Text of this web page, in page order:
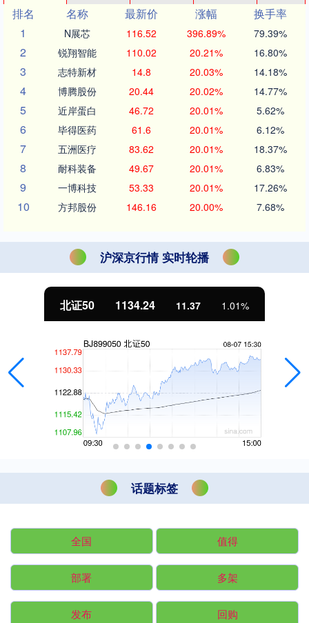
排名
名称 最新价 涨幅
换手率
1
N展芯 116.52 396.89% 79.39%
2 锐翔智能 110.02 20.21% 16.80%
3 志特新材 14.8 20.03% 14.18%
4 博腾股份 20.44 20.02% 14.77%
5 近岸蛋白 46.72 20.01% 5.62%
6 毕得医药 61.6 20.01% 6.12%
7 五洲医疗 83.62 20.01% 18.37%
8 耐科装备 49.67 20.01% 6.83%
9 一博科技 53.33 20.01% 17.26%
10 方邦股份 146.16 20.00% 7.68%
沪深京行情 实时轮播
北证50 1134.24 11.37 1.01%
话题标签
全国 值得
部署 多架
发布 回购